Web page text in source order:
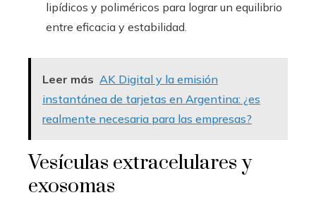
lipídicos y poliméricos para lograr un equilibrio
entre eficacia y estabilidad.
Leer más AK Digital y la emisión
instantánea de tarjetas en Argentina: ¿es
realmente necesaria para las empresas?
Vesículas extracelulares y
exosomas